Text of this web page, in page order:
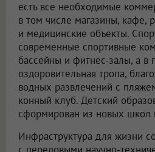
есть все необходимые
в том числе магазины, кафе,
и медицинские объекты.
современные спортивные
бассейны и фитнес-залы, а в
оздоровительная тропа,
водных развлечений с
конный клуб. Детский
сформирован из новых школ
Инфраструктура для жизни